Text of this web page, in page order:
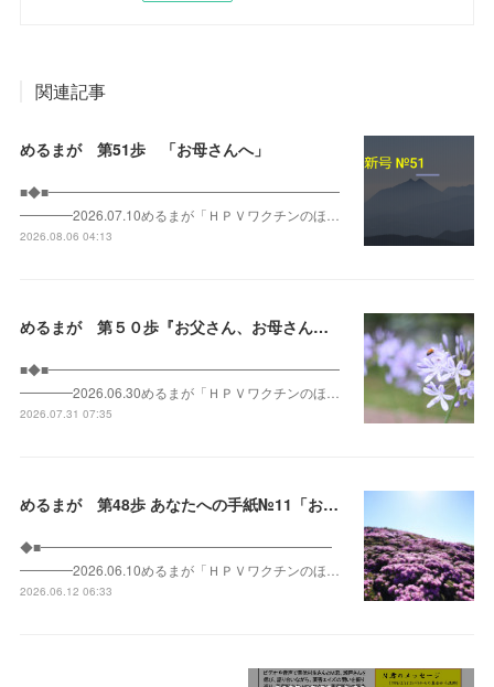
関連記事
めるまが 第51歩 「お母さんへ」
■◆■━━━━━━━━━━━━━━━━━━━━━━
━━━━2026.07.10めるまが「ＨＰＶワクチンのほ…
2026.08.06 04:13
めるまが 第５０歩『お父さん、お母さんへ』
■◆■━━━━━━━━━━━━━━━━━━━━━━
━━━━2026.06.30めるまが「ＨＰＶワクチンのほ…
2026.07.31 07:35
めるまが 第48歩 あなたへの手紙№11「お母さんへ」
◆■━━━━━━━━━━━━━━━━━━━━━━
━━━━2026.06.10めるまが「ＨＰＶワクチンのほ…
2026.06.12 06:33